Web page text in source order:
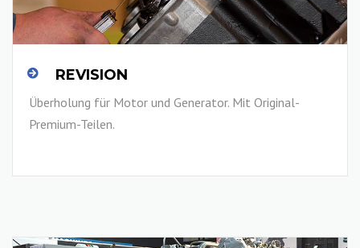
REVISION
Überholung für Motor und Generator. Mit Original-
Premium-Teilen.